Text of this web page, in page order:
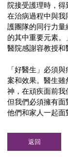
院接受護理時，
在治病過程中與
護團隊的同行力
的其中重要元素
醫院感謝容教授和
「好醫生」必須
案和效果。醫生
神，在頑疾面前我
但我們必須擁有
他們和家人一起面
返回